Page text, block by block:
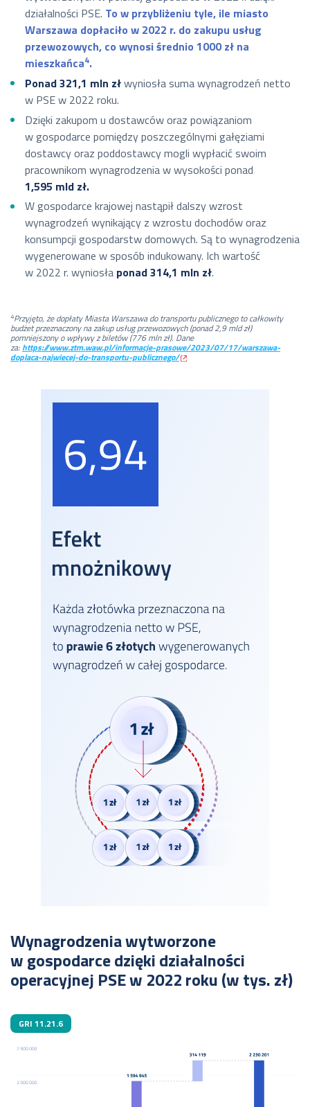
działalności PSE. To w przybliżeniu tyle, ile miasto
Warszawa dopłaciło w 2022 r. do zakupu usług
przewozowych, co wynosi średnio 1000 zł na
mieszkańca4.
Ponad 321,1 mln złwyniosła suma wynagrodzeń netto
w PSE w 2022 roku.
Dzięki zakupom u dostawców oraz powiązaniom
w gospodarce pomiędzy poszczególnymi gałęziami
dostawcy oraz poddostawcy mogli wypłacić swoim
pracownikom wynagrodzenia w wysokości ponad
1,595 mld zł.
Wgospodarce krajowej nastąpił dalszy wzrost
wynagrodzeń wynikający z wzrostu dochodów oraz
konsumpcji gospodarstw domowych. Są to wynagrodzenia
wygenerowane w sposób indukowany. Ich wartość
w 2022 r. wyniosła ponad 314,1 mln zł.
4Przyjęto, że dopłaty Miasta Warszawa do transportu publicznego to całkowity
budżet przeznaczony na zakup usług przewozowych (ponad 2,9 mld zł)
pomniejszony o wpływy z biletów (776 mln zł). Dane
za:https://www.ztm.waw.pl/informacje-prasowe/2023/07/17/warszawa-
doplaca-najwiecej-do-transportu-publicznego/
Wynagrodzenia wytworzone
w gospodarce dzięki działalności
operacyjnej PSE w 2022 roku (w tys. zł)
GRI 11.21.6